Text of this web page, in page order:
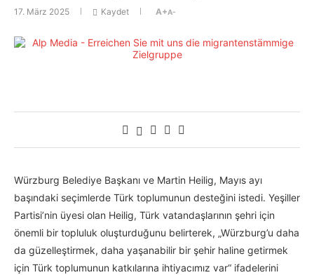
17. März 2025 Kaydet A+A-
Würzburg Belediye Başkanı ve Martin Heilig, Mayıs ayı
başındaki seçimlerde Türk toplumunun desteğini istedi. Yeşiller
Partisi’nin üyesi olan Heilig, Türk vatandaşlarının şehri için
önemli bir topluluk oluşturduğunu belirterek, „Würzburg’u daha
da güzelleştirmek, daha yaşanabilir bir şehir haline getirmek
için Türk toplumunun katkılarına ihtiyacımız var“ ifadelerini